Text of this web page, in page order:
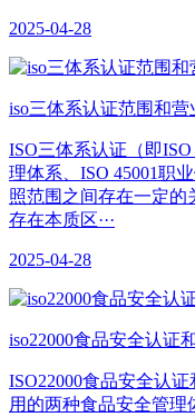
2025-04-28
iso三体系认证范围和
ISO三体系认证（即
理体系、ISO 45001职
照范围之间存在一定
存在本质区···
2025-04-28
iso22000食品安全认证
ISO22000食品安全认
用的两种食品安全管